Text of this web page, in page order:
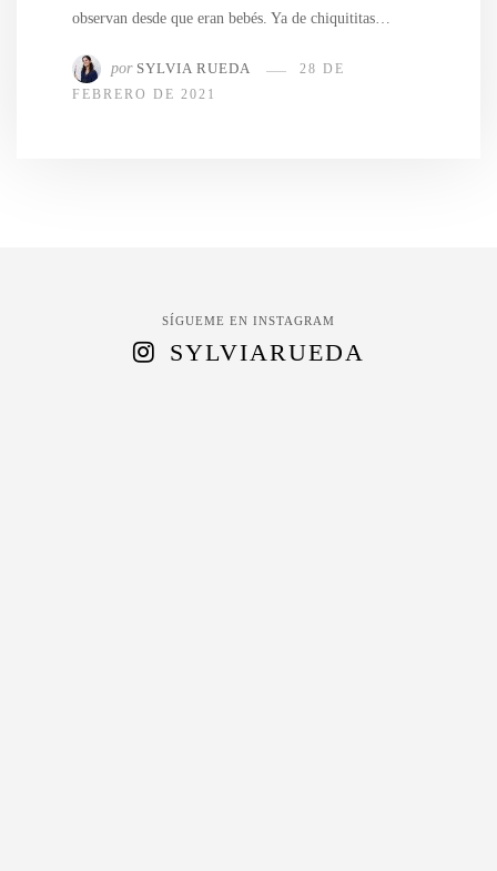
observan desde que eran bebés. Ya de chiquititas…
por SYLVIA RUEDA
28 DE
FEBRERO DE 2021
SÍGUEME EN INSTAGRAM
SYLVIARUEDA